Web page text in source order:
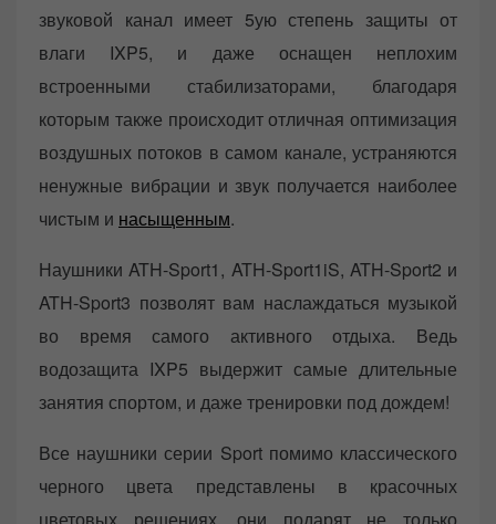
звуковой канал имеет 5ую степень защиты от
влаги IXP5, и даже оснащен неплохим
встроенными стабилизаторами, благодаря
которым также происходит отличная оптимизация
воздушных потоков в самом канале, устраняются
ненужные вибрации и звук получается наиболее
чистым и насыщенным.
Наушники ATH-Sport1, ATH-Sport1iS, ATH-Sport2 и
ATH-Sport3 позволят вам наслаждаться музыкой
во время самого активного отдыха. Ведь
водозащита IXP5 выдержит самые длительные
занятия спортом, и даже тренировки под дождем!
Все наушники серии Sport помимо классического
черного цвета представлены в красочных
цветовых решениях, они подарят не только